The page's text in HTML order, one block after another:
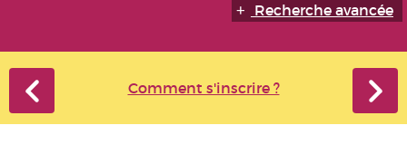
Recherche avancée
Comment s'inscrire ?